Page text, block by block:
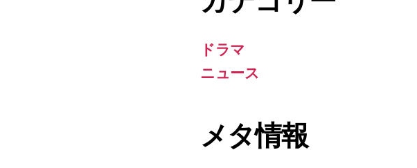
ドラマ
ニュース
メタ情報